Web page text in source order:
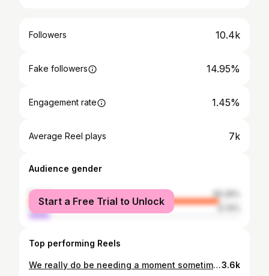
Followers 10.4k
Fake followers 14.95%
Engagement rate 1.45%
Average Reel plays 7k
Audience gender
female
90.26%
male
9.74%
Start a Free Trial to Unlock
Top performing Reels
We really do be needing a moment sometimes 😅3.6k